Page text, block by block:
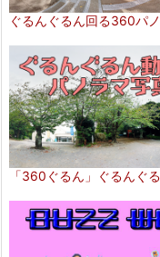
ぐるんぐるん回る360パ
「360ぐるん」ぐるんぐ